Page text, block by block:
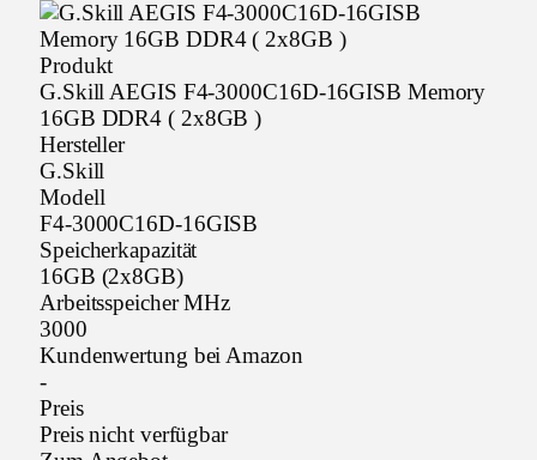
Produkt
G.Skill AEGIS F4-3000C16D-16GISB Memory
16GB DDR4 ( 2x8GB )
Hersteller
G.Skill
Modell
F4-3000C16D-16GISB
Speicherkapazität
16GB (2x8GB)
Arbeitsspeicher MHz
3000
Kundenwertung bei Amazon
-
Preis
Preis nicht verfügbar